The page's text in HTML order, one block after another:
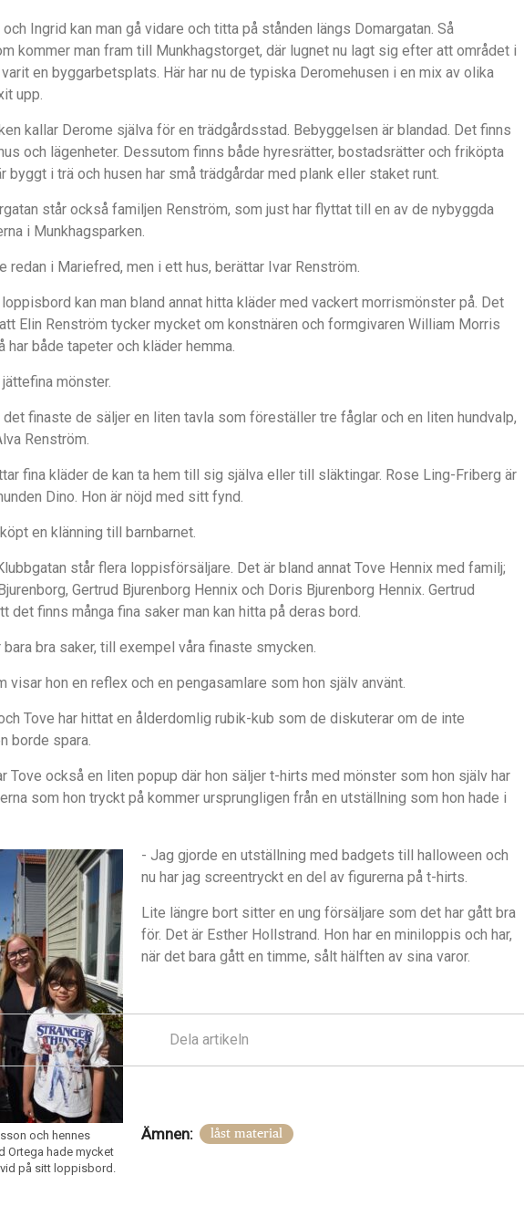
och Ingrid kan man gå vidare och titta på stånden längs Domargatan. Så
kommer man fram till Munkhagstorget, där lugnet nu lagt sig efter att området i
en byggarbetsplats. Här har nu de typiska Deromehusen i en mix av olika
upp.
kallar Derome själva för en trädgårdsstad. Bebyggelsen är blandad. Det finns
och lägenheter. Dessutom finns både hyresrätter, bostadsrätter och friköpta
byggt i trä och husen har små trädgårdar med plank eller staket runt.
står också familjen Renström, som just har flyttat till en av de nybyggda
i Munkhagsparken.
redan i Mariefred, men i ett hus, berättar Ivar Renström.
kan man bland annat hitta kläder med vackert morrismönster på. Det
Elin Renström tycker mycket om konstnären och formgivaren William Morris
har både tapeter och kläder hemma.
ttefina mönster.
det finaste de säljer en liten tavla som föreställer tre fåglar och en liten hundvalp,
Renström.
fina kläder de kan ta hem till sig själva eller till släktingar. Rose Ling-Friberg är
Dino. Hon är nöjd med sitt fynd.
pt en klänning till barnbarnet.
står flera loppisförsäljare. Det är bland annat Tove Hennix med familj;
Gertrud Bjurenborg Hennix och Doris Bjurenborg Hennix. Gertrud
det finns många fina saker man kan hitta på deras bord.
bara bra saker, till exempel våra finaste smycken.
visar hon en reflex och en pengasamlare som hon själv använt.
Tove har hittat en ålderdomlig rubik-kub som de diskuterar om de inte
borde spara.
Tove också en liten popup där hon säljer t-hirts med mönster som hon själv har
som hon tryckt på kommer ursprungligen från en utställning som hon hade i
och hennes
Ortega hade mycket
på sitt loppisbord.
- Jag gjorde en utställning med badgets till halloween och
nu har jag screentryckt en del av figurerna på t-hirts.
Lite längre bort sitter en ung försäljare som det har gått bra
för. Det är Esther Hollstrand. Hon har en miniloppis och har,
när det bara gått en timme, sålt hälften av sina varor.
Dela artikeln
Ämnen: låst material